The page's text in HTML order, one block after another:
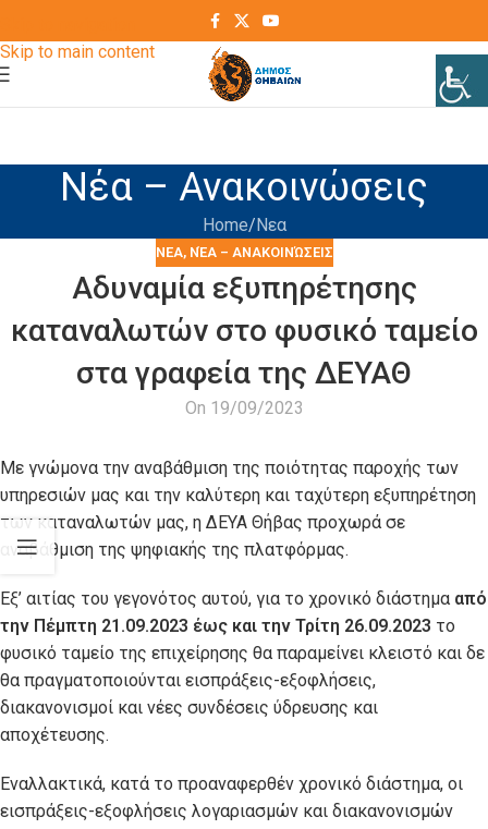
Skip to main content
Νέα – Ανακοινώσεις
Home Νεα
ΝΕΑ, ΝΈΑ – ΑΝΑΚΟΙΝΏΣΕΙΣ
Αδυναμία εξυπηρέτησης
καταναλωτών στο φυσικό ταμείο
στα γραφεία της ΔΕΥΑΘ
On 19/09/2023
Με γνώμονα την αναβάθμιση της ποιότητας παροχής των
υπηρεσιών μας και την καλύτερη και ταχύτερη εξυπηρέτηση
των καταναλωτών μας, η ΔΕΥΑ Θήβας προχωρά σε
αναβάθμιση της ψηφιακής της πλατφόρμας.
Εξ’ αιτίας του γεγονότος αυτού, για το χρονικό διάστημα από
την Πέμπτη 21.09.2023 έως και την Τρίτη 26.09.2023 το
φυσικό ταμείο της επιχείρησης θα παραμείνει κλειστό και δε
θα πραγματοποιούνται εισπράξεις-εξοφλήσεις,
διακανονισμοί και νέες συνδέσεις ύδρευσης και
αποχέτευσης.
Εναλλακτικά, κατά το προαναφερθέν χρονικό διάστημα, οι
εισπράξεις-εξοφλήσεις λογαριασμών και διακανονισμών